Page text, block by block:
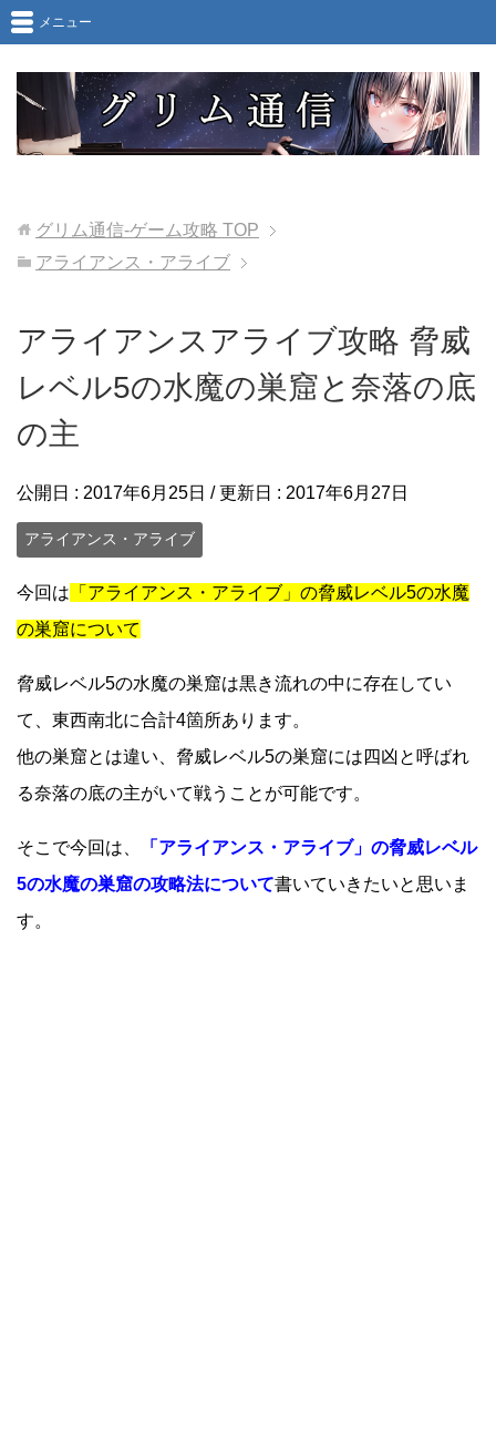
メニュー
グリム通信-ゲーム攻略 TOP
アライアンス・アライブ
アライアンスアライブ攻略 脅威
レベル5の水魔の巣窟と奈落の底
の主
公開日 : 2017年6月25日 / 更新日 : 2017年6月27日
アライアンス・アライブ
今回は 「アライアンス・アライブ」の脅威レベル5の水魔
の巣窟について
脅威レベル5の水魔の巣窟は黒き流れの中に存在してい
て、東西南北に合計4箇所あります。
他の巣窟とは違い、脅威レベル5の巣窟には四凶と呼ばれ
る奈落の底の主がいて戦うことが可能です。
そこで今回は、
「アライアンス・アライブ」の脅威レベル
5の水魔の巣窟の攻略法について書いていきたいと思いま
す。